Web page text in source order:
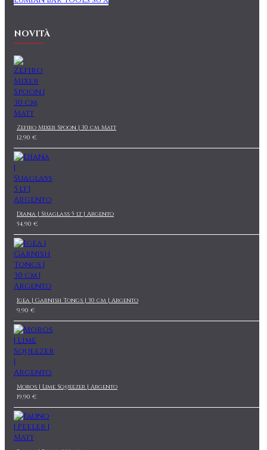
NOVITÀ
Zefiro Mixer Spoon | 30 cm Matt
12,90 €
Diana | Suaglass 5 lt | Argento
54,90 €
Igea | Garnish Tongs | 30 cm | Argento
9,90 €
Moros | Lime Squeezer | Argento
19,90 €